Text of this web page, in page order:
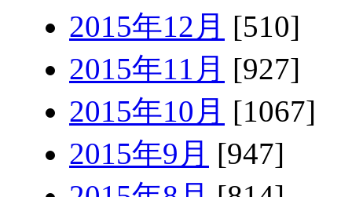
2015年12月 [510]
2015年11月 [927]
2015年10月 [1067]
2015年9月 [947]